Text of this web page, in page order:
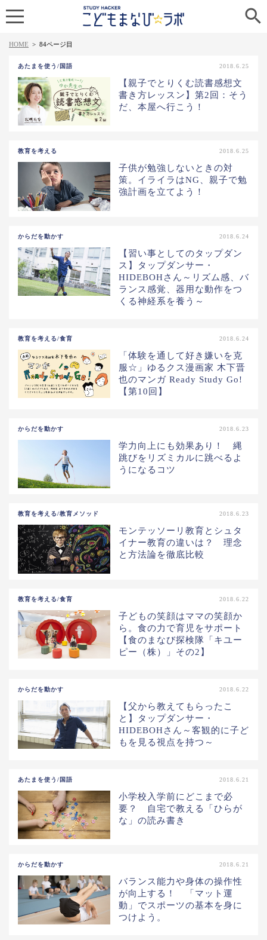

HOME > 84ページ目
あたまを使う/国語 2018.6.25
【親子でとりくむ読書感想文
書き方レッスン】第2回：そう
だ、本屋へ行こう！
教育を考える 2018.6.25
子供が勉強しないときの対
策。イライラはNG、親子で勉
強計画を立てよう！
からだを動かす 2018.6.24
【習い事としてのタップダン
ス】タップダンサー・
HIDEBOHさん～リズム感、バ
ランス感覚、器用な動作をつ
くる神経系を養う～
教育を考える/食育 2018.6.24
「体験を通して好き嫌いを克
服☆」ゆるクス漫画家 木下晋
也のマンガ Ready Study Go!
【第10回】
からだを動かす 2018.6.23
学力向上にも効果あり！ 縄
跳びをリズミカルに跳べるよ
うになるコツ
教育を考える/教育メソッド 2018.6.23
モンテッソーリ教育とシュタ
イナー教育の違いは？ 理念
と方法論を徹底比較
教育を考える/食育 2018.6.22
子どもの笑顔はママの笑顔か
ら。食の力で育児をサポート
【食のまなび探検隊「キユー
ピー（株）」その2】
からだを動かす 2018.6.22
【父から教えてもらったこ
と】タップダンサー・
HIDEBOHさん～客観的に子ど
もを見る視点を持つ～
あたまを使う/国語 2018.6.21
小学校入学前にどこまで必
要？ 自宅で教える「ひらが
な」の読み書き
からだを動かす 2018.6.21
バランス能力や身体の操作性
が向上する！ 「マット運
動」でスポーツの基本を身に
つけよう。